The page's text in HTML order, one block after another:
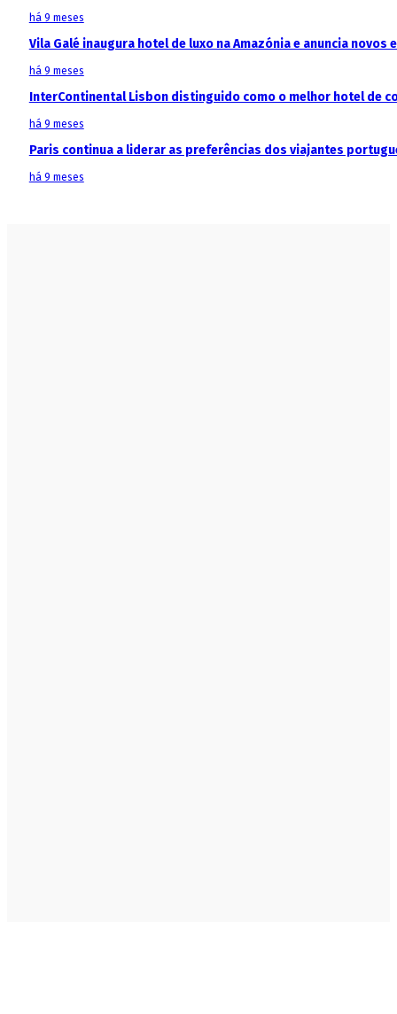
há 9 meses
Vila Galé inaugura hotel de luxo na Amazónia e anuncia
há 9 meses
InterContinental Lisbon distinguido como o melhor hotel de
há 9 meses
Paris continua a liderar as preferências dos viajantes
há 9 meses